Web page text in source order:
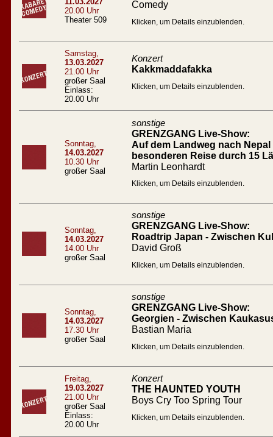
20.00 Uhr
Theater 509
Comedy
Klicken, um Details einzublenden.
Samstag,
13.03.2027
21.00 Uhr
großer Saal
Einlass:
20.00 Uhr
Konzert
Kakkmaddafakka
Klicken, um Details einzublenden.
Sonntag,
14.03.2027
10.30 Uhr
großer Saal
sonstige
GRENZGANG Live-Show:
Auf dem Landweg nach
besonderen Reise durch 15
Martin Leonhardt
Klicken, um Details einzublenden.
Sonntag,
14.03.2027
14.00 Uhr
großer Saal
sonstige
GRENZGANG Live-Show:
Roadtrip Japan - Zwischen
David Groß
Klicken, um Details einzublenden.
Sonntag,
14.03.2027
17.30 Uhr
großer Saal
sonstige
GRENZGANG Live-Show:
Georgien - Zwischen
Bastian Maria
Klicken, um Details einzublenden.
Freitag,
19.03.2027
21.00 Uhr
großer Saal
Einlass:
20.00 Uhr
Konzert
THE HAUNTED YOUTH
Boys Cry Too Spring Tour
Klicken, um Details einzublenden.